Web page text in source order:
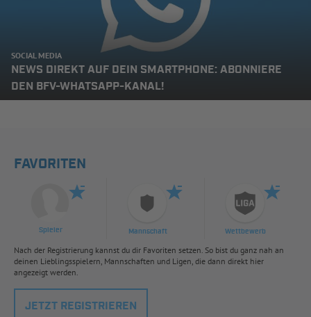
SOCIAL MEDIA
NEWS DIREKT AUF DEIN SMARTPHONE: ABONNIERE
DEN BFV-WHATSAPP-KANAL!
FAVORITEN
Spieler Mannschaft Wettbewerb
Nach der Registrierung kannst du dir Favoriten setzen. So bist du ganz nah an
deinen Lieblingsspielern, Mannschaften und Ligen, die dann direkt hier
angezeigt werden.
JETZT REGISTRIEREN